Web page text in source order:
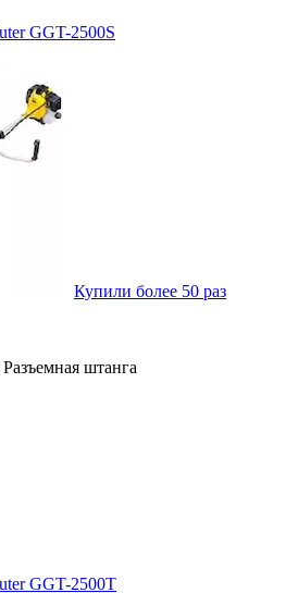
GGT-2500S
Купили более 50 раз
штанга
GGT-2500T